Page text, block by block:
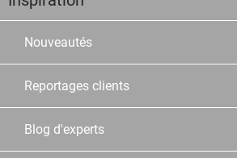
Nouveautés
Reportages clients
Blog d'experts